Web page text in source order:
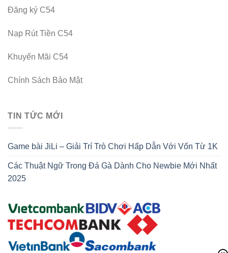
Đăng ký C54
Nạp Rút Tiền C54
Khuyến Mãi C54
Chính Sách Bảo Mật
TIN TỨC MỚI
Game bài JiLi – Giải Trí Trò Chơi Hấp Dẫn Với Vốn Từ 1K
Các Thuật Ngữ Trong Đá Gà Dành Cho Newbie Mới Nhất
2025